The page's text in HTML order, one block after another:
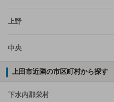
上野
中央
上田市近隣の市区町村から探す
下水内郡栄村